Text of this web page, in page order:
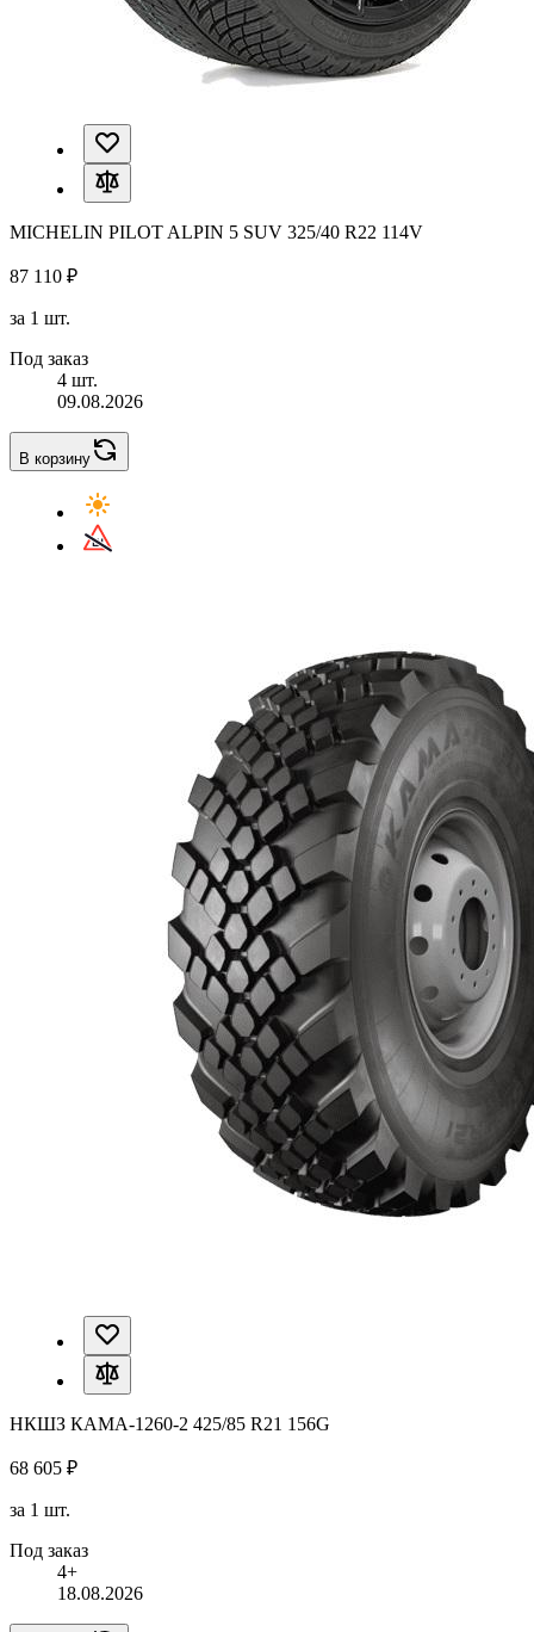
MICHELIN PILOT ALPIN 5 SUV 325/40 R22 114V
87 110 ₽
за 1 шт.
Под заказ
4 шт.
09.08.2026
В корзину
НКШЗ КАМА-1260-2 425/85 R21 156G
68 605 ₽
за 1 шт.
Под заказ
4+
18.08.2026